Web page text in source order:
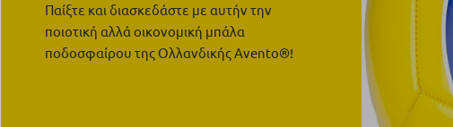
Παίξτε και διασκεδάστε με αυτήν την
ποιοτική αλλά οικονομική μπάλα
ποδοσφαίρου της Ολλανδικής Avento®!